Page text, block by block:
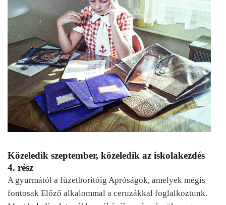
Közeledik szeptember, közeledik az iskolakezdés
4. rész
A gyurmától a füzetborítóig Apróságok, amelyek mégis
fontosak Előző alkalommal a ceruzákkal foglalkoztunk.